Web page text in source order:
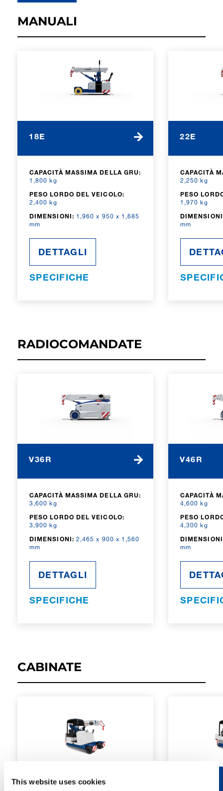
This website uses cookies
MANUALI
18E
CAPACITÀ MASSIMA DELLA GRU:
1,800 kg
PESO LORDO DEL VEICOLO:
2,400 kg
DIMENSIONI: 1,960 x 950 x 1,685
mm
DETTAGLI
SPECIFICHE
22E
CAPACITÀ
2,250 kg
PESO
1,970 kg
mm
RADIOCOMANDATE
V36R
CAPACITÀ MASSIMA DELLA GRU:
3,600 kg
PESO LORDO DEL VEICOLO:
3,900 kg
DIMENSIONI: 2,465 x 900 x 1,560
mm
DETTAGLI
SPECIFICHE
V46R
CAPACITÀ
4,600 kg
PESO
4,300 kg
mm
CABINATE
50E